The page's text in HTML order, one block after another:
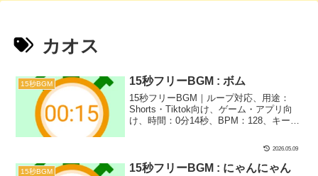
カオス
15秒BGM 15秒フリーBGM : ボム
15秒フリーBGM｜ループ対応、用途：
Shorts・Tiktok向け、ゲーム・アプリ向
け、時間：0分14秒、BPM：128、キー：
サイザー｜15秒BGM第5弾！途中で入る
ドンって音が転んだ時のシーンなどにぴ
ったりです！
2026.05.09
15秒BGM 15秒フリーBGM : にゃんにゃん